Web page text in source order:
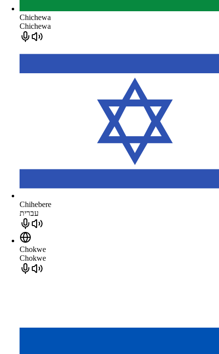
Chichewa
Chichewa
Chihebere
עברית
Chokwe
Chokwe